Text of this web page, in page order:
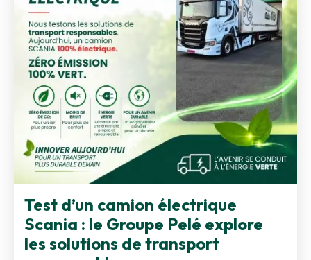
Test d’un camion électrique
Scania : le Groupe Pelé explore
les solutions de transport